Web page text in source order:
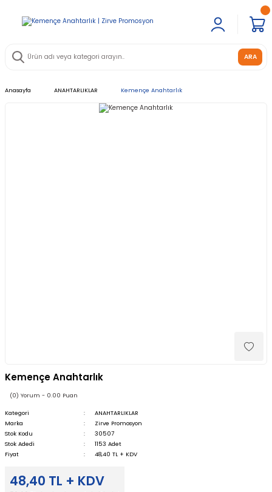
ARA
Anasayfa ANAHTARLIKLAR Kemençe Anahtarlık
Kemençe Anahtarlık
(0) Yorum - 0.00 Puan
Kategori
ANAHTARLIKLAR
Marka
Zirve Promosyon
Stok Kodu
30507
Stok Adedi
1153 Adet
Fiyat
48,40 TL + KDV
48,40 TL + KDV